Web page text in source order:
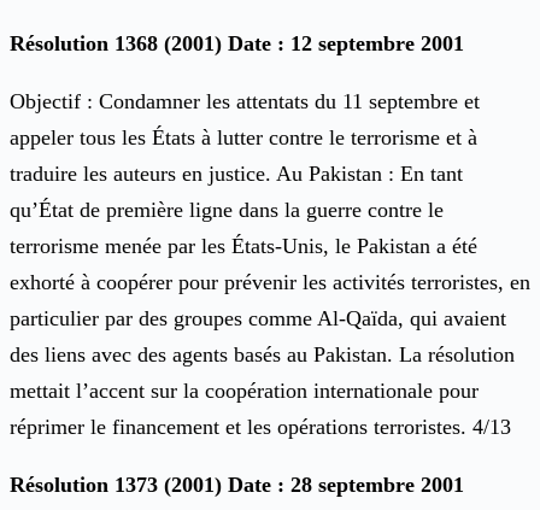
Résolution 1368 (2001) Date : 12 septembre 2001
Objectif : Condamner les attentats du 11 septembre et
appeler tous les États à lutter contre le terrorisme et à
traduire les auteurs en justice. Au Pakistan : En tant
qu’État de première ligne dans la guerre contre le
terrorisme menée par les États-Unis, le Pakistan a été
exhorté à coopérer pour prévenir les activités terroristes, en
particulier par des groupes comme Al-Qaïda, qui avaient
des liens avec des agents basés au Pakistan. La résolution
mettait l’accent sur la coopération internationale pour
réprimer le financement et les opérations terroristes. 4/13
Résolution 1373 (2001) Date : 28 septembre 2001